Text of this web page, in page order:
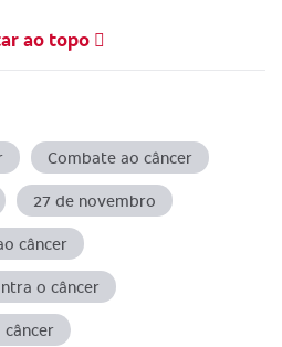
ao topo
Combate ao câncer
27 de novembro
câncer
o câncer